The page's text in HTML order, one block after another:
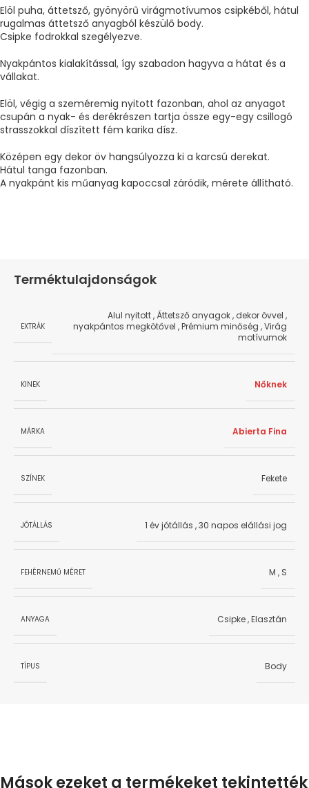
Elöl puha, áttetsző, gyönyörű virágmotívumos csipkéből, hátul
rugalmas áttetsző anyagból készülő body.
Csipke fodrokkal szegélyezve.
Nyakpántos kialakítással, így szabadon hagyva a hátat és a
vállakat.
Elöl, végig a szeméremig nyitott fazonban, ahol az anyagot
csupán a nyak- és derékrészen tartja össze egy-egy csillogó
strasszokkal díszített fém karika dísz.
Középen egy dekor öv hangsúlyozza ki a karcsú derekat.
Hátul tanga fazonban.
A nyakpánt kis műanyag kapoccsal záródik, mérete állítható.
Terméktulajdonságok
EXTRÁK
Alul nyitott, Áttetsző anyagok, dekor övvel ,
nyakpántos megkötővel ,Prémium minőség ,Virág
motívumok
KINEK Nőknek
MÁRKA Abierta Fina
SZÍNEK Fekete
JÓTÁLLÁS 1 év jótállás ,30 napos elállási jog
FEHÉRNEMŰ MÉRET M , S
ANYAGA Csipke,Elasztán
TÍPUS Body
Mások ezeket a termékeket tekintették